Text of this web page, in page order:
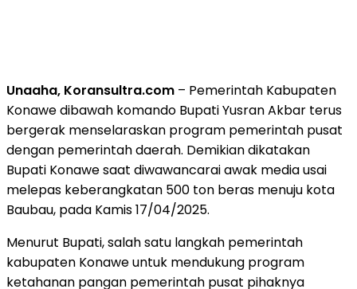
Unaaha, Koransultra.com – Pemerintah Kabupaten
Konawe dibawah komando Bupati Yusran Akbar terus
bergerak menselaraskan program pemerintah pusat
dengan pemerintah daerah. Demikian dikatakan
Bupati Konawe saat diwawancarai awak media usai
melepas keberangkatan 500 ton beras menuju kota
Baubau, pada Kamis 17/04/2025.
Menurut Bupati, salah satu langkah pemerintah
kabupaten Konawe untuk mendukung program
ketahanan pangan pemerintah pusat pihaknya